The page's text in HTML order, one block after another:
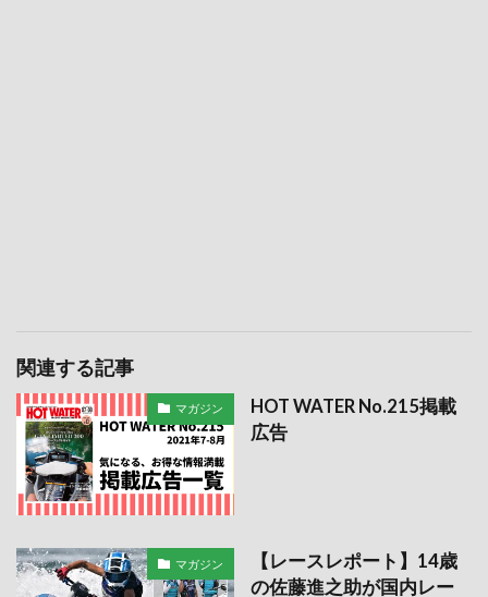
関連する記事
マガジン
HOT WATER No.215掲載
広告
マガジン
【レースレポート】14歳
の佐藤進之助が国内レー